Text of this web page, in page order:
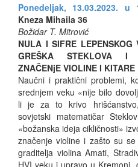
Ponedeljak, 13.03.2023. u
Kneza Mihaila 36
Božidar T. Mitrović
NULA I SIFRE LEPENSKOG
GREŠKA STEKLOVA I
ZNAČENjE VIOLINE I KITARE
Naučni i praktični problemi,
srednjem veku «nije bilo
li je za to krivo
sovjetski matematičar
«božanska ideja cikličnosti»
značenje violine i zašto su
graditelja violina Amati,
HVI veku i upravo u Kremoni,